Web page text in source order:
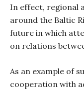
In effect, regional
around the Baltic
future in which
on relations
As an example of
cooperation with